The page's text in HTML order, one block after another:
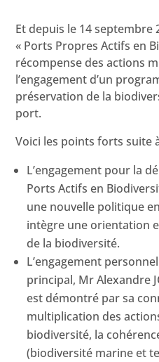
Et depuis le 14 septembre
« Ports Propres Actifs en
récompense des actions
l’engagement d’un
préservation de la
port.
Voici les points forts suite
L’engagement pour la
Ports Actifs en
une nouvelle politique
intègre une orientation
de la biodiversité.
L’engagement
principal, Mr Alexandre
est démontré par sa
multiplication des
biodiversité, la
(biodiversité marine et